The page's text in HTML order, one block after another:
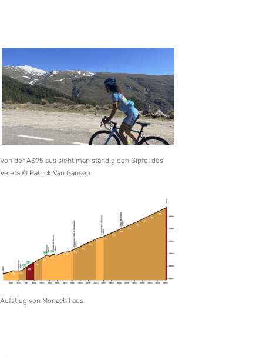
Von der A395 aus sieht man ständig den Gipfel des
Veleta © Patrick Van Gansen
Aufstieg von Monachil aus